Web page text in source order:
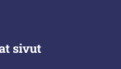
sivut